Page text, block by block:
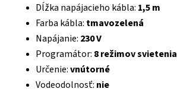
Dĺžka napájacieho kábla: 1,5 m
Farba kábla: tmavozelená
Napájanie: 230 V
Programátor: 8 režimov svietenia
Určenie:vnútorné
Vodeodolnosť: nie